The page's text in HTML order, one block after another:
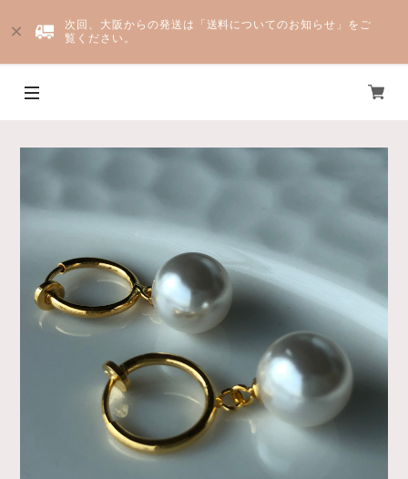
次回、大阪からの発送は「送料についてのお知らせ」をご
覧ください。